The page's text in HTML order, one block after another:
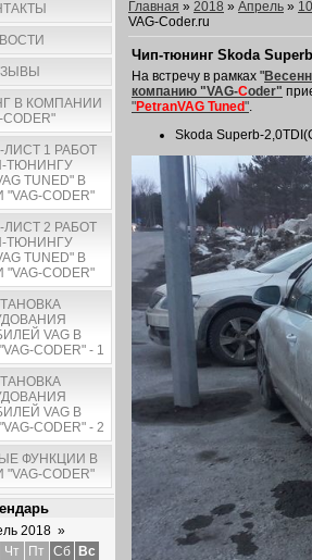
В КОМПАНИИ
CODER"
1 РАБОТ
ТЮНИНГУ
TUNED" В
CODER"
2 РАБОТ
ТЮНИНГУ
TUNED" В
CODER"
VAG В
CODER" - 1
VAG В
CODER" - 2
ФУНКЦИИ В
CODER"
2018 »
Чт Пт Сб
Вс
Главная » 2018 » Апрель » 10
VAG-Coder.ru
Чип-тюнинг Skoda
На встречу в рамках "
компанию "VAG-Coder"
"PetranVAG Tuned".
Skoda Superb-